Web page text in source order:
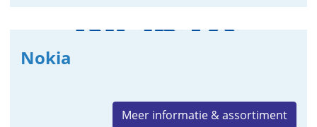
Nokia
Meer informatie & assortiment